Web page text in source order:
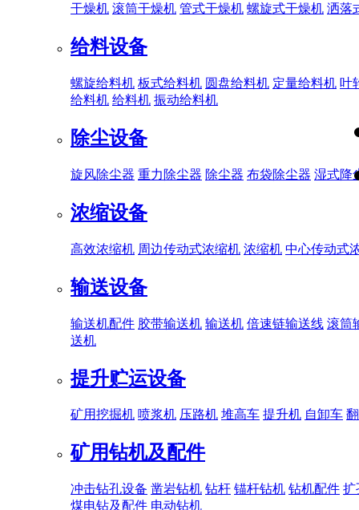
干燥机 滚筒干燥机 管式干燥机 螺旋式干燥机 洒落
给料设备
螺旋给料机 板式给料机 圆盘给料机 定量给料机 叶
给料机 给料机 振动给料机
除尘设备
旋风除尘器 重力除尘器 除尘器 布袋除尘器 湿式降
浓缩设备
高效浓缩机 周边传动式浓缩机 浓缩机 中心传动式
输送设备
输送机配件 胶带输送机 输送机 倍速链输送线 滚筒
送机
提升贮运设备
矿用挖掘机 喷浆机 压路机 堆高车 提升机 自卸车
矿用钻机及配件
冲击钻孔设备 凿岩钻机 钻杆 锚杆钻机 钻机配件 扩
煤电钻及配件 电动钻机